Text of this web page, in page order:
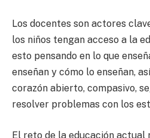
Los docentes son actores
los niños tengan acceso a la
esto pensando en lo que
enseñan y cómo lo enseñan,
corazón abierto, compasivo,
resolver problemas con los
El reto de la educación actual